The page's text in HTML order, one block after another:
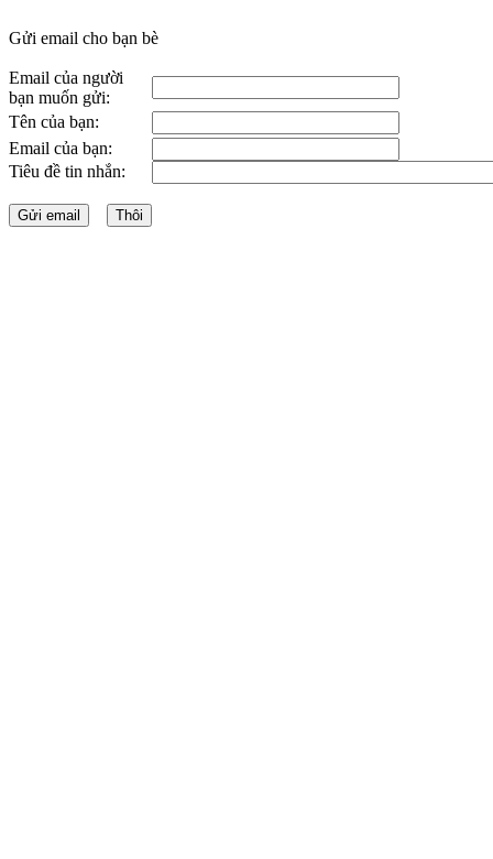
Gửi email cho bạn bè
Email của người
bạn muốn gửi:
Tên của bạn:
Email của bạn:
Tiêu đề tin nhắn: